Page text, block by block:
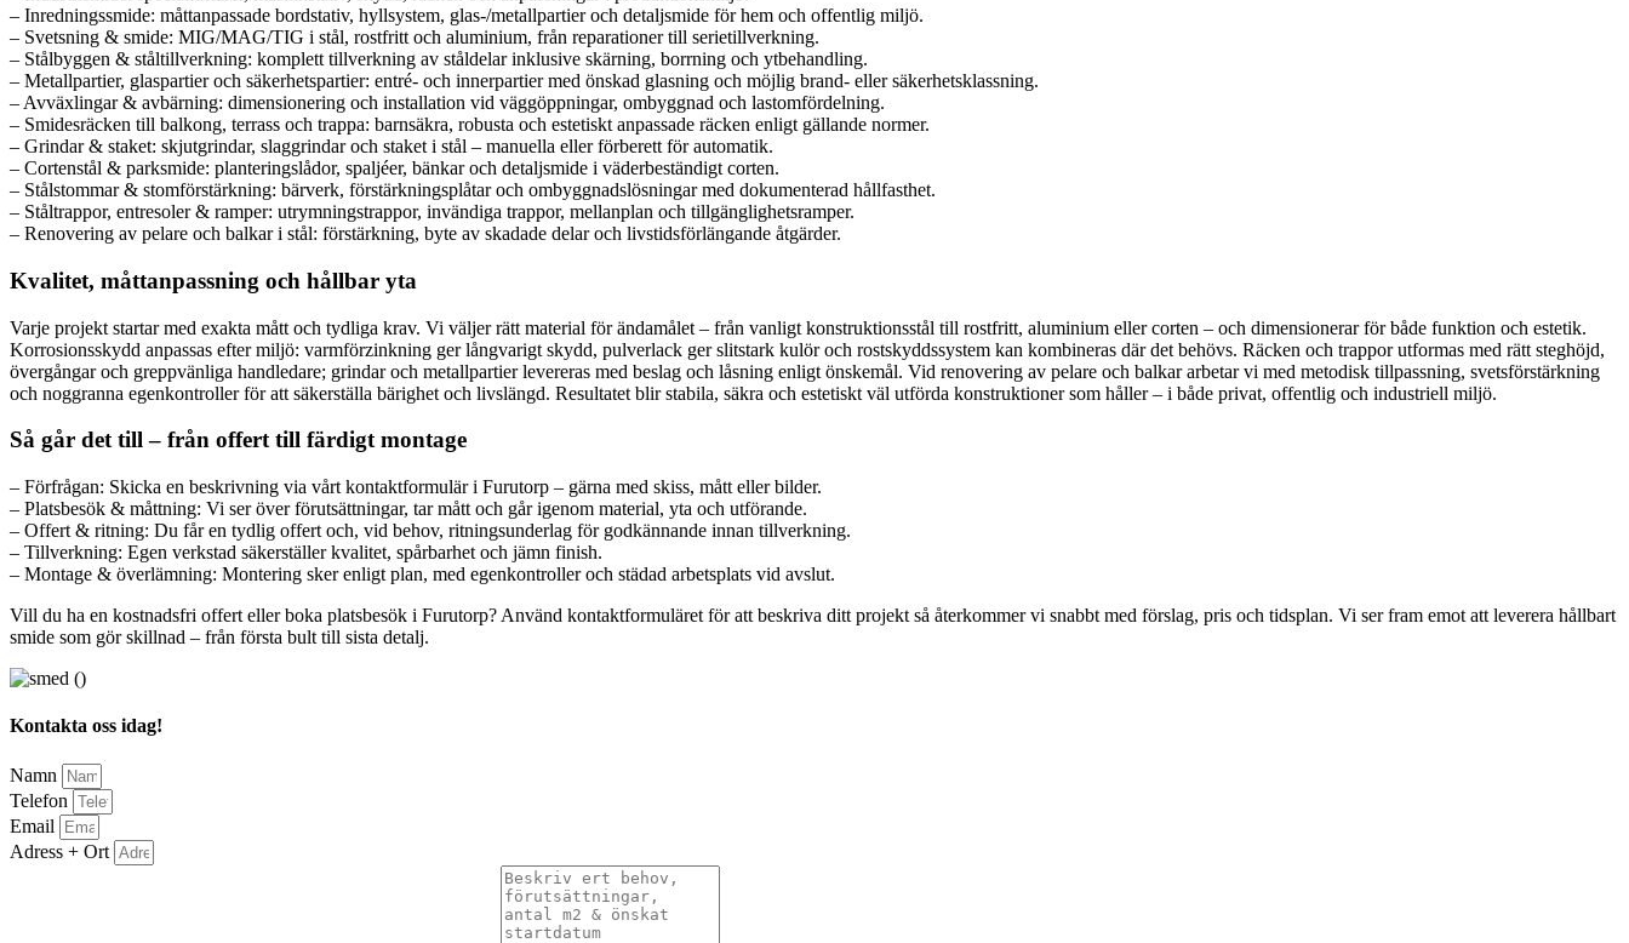
– Inredningssmide: måttanpassade bordstativ, hyllsystem, glas-/metallpartier och detaljsmide för hem och offentlig miljö.
– Svetsning & smide: MIG/MAG/TIG i stål, rostfritt och aluminium, från reparationer till serietillverkning.
– Stålbyggen & ståltillverkning: komplett tillverkning av ståldelar inklusive skärning, borrning och ytbehandling.
– Metallpartier, glaspartier och säkerhetspartier: entré- och innerpartier med önskad glasning och möjlig brand- eller säkerhetsklassning.
– Avväxlingar & avbärning: dimensionering och installation vid väggöppningar, ombyggnad och lastomfördelning.
– Smidesräcken till balkong, terrass och trappa: barnsäkra, robusta och estetiskt anpassade räcken enligt gällande normer.
– Grindar & staket: skjutgrindar, slaggrindar och staket i stål – manuella eller förberett för automatik.
– Cortenstål & parksmide: planteringslådor, spaljéer, bänkar och detaljsmide i väderbeständigt corten.
– Stålstommar & stomförstärkning: bärverk, förstärkningsplåtar och ombyggnadslösningar med dokumenterad hållfasthet.
– Ståltrappor, entresoler & ramper: utrymningstrappor, invändiga trappor, mellanplan och tillgänglighetsramper.
– Renovering av pelare och balkar i stål: förstärkning, byte av skadade delar och livstidsförlängande åtgärder.
Kvalitet, måttanpassning och hållbar yta
Varje projekt startar med exakta mått och tydliga krav. Vi väljer rätt material för ändamålet – från vanligt konstruktionsstål till rostfritt, aluminium eller corten – och dimensionerar för både funktion och estetik.
Korrosionsskydd anpassas efter miljö: varmförzinkning ger långvarigt skydd, pulverlack ger slitstark kulör och rostskyddssystem kan kombineras där det behövs. Räcken och trappor utformas med rätt steghöjd,
övergångar och greppvänliga handledare; grindar och metallpartier levereras med beslag och låsning enligt önskemål. Vid renovering av pelare och balkar arbetar vi med metodisk tillpassning, svetsförstärkning
och noggranna egenkontroller för att säkerställa bärighet och livslängd. Resultatet blir stabila, säkra och estetiskt väl utförda konstruktioner som håller – i både privat, offentlig och industriell miljö.
Så går det till – från offert till färdigt montage
– Förfrågan: Skicka en beskrivning via vårt kontaktformulär i Furutorp – gärna med skiss, mått eller bilder.
– Platsbesök & måttning: Vi ser över förutsättningar, tar mått och går igenom material, yta och utförande.
– Offert & ritning: Du får en tydlig offert och, vid behov, ritningsunderlag för godkännande innan tillverkning.
– Tillverkning: Egen verkstad säkerställer kvalitet, spårbarhet och jämn finish.
– Montage & överlämning: Montering sker enligt plan, med egenkontroller och städad arbetsplats vid avslut.
Vill du ha en kostnadsfri offert eller boka platsbesök i Furutorp? Använd kontaktformuläret för att beskriva ditt projekt så återkommer vi snabbt med förslag, pris och tidsplan. Vi ser fram emot att leverera hållbart
smide som gör skillnad – från första bult till sista detalj.
Kontakta oss idag!
Namn
Telefon
Email
Adress + Ort